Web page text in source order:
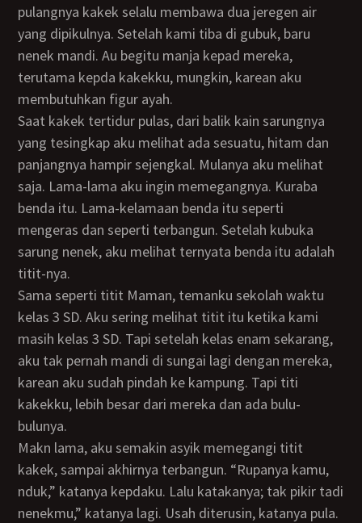
pulangnya kakek selalu membawa dua jeregen air
yang dipikulnya. Setelah kami tiba di gubuk, baru
nenek mandi. Au begitu manja kepad mereka,
terutama kepda kakekku, mungkin, karean aku
membutuhkan figur ayah.
Saat kakek tertidur pulas, dari balik kain sarungnya
yang tesingkap aku melihat ada sesuatu, hitam dan
panjangnya hampir sejengkal. Mulanya aku melihat
saja. Lama-lama aku ingin memegangnya. Kuraba
benda itu. Lama-kelamaan benda itu seperti
mengeras dan seperti terbangun. Setelah kubuka
sarung nenek, aku melihat ternyata benda itu adalah
titit-nya.
Sama seperti titit Maman, temanku sekolah waktu
kelas 3 SD. Aku sering melihat titit itu ketika kami
masih kelas 3 SD. Tapi setelah kelas enam sekarang,
aku tak pernah mandi di sungai lagi dengan mereka,
karean aku sudah pindah ke kampung. Tapi titi
kakekku, lebih besar dari mereka dan ada bulu-
bulunya.
Makn lama, aku semakin asyik memegangi titit
kakek, sampai akhirnya terbangun. “Rupanya kamu,
nduk,” katanya kepdaku. Lalu katakanya; tak pikir tadi
nenekmu,” katanya lagi. Usah diterusin, katanya pula.